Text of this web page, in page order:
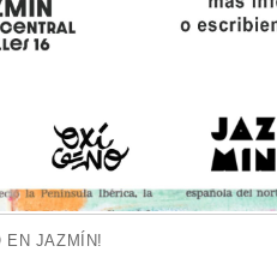
EN JAZMÍN!